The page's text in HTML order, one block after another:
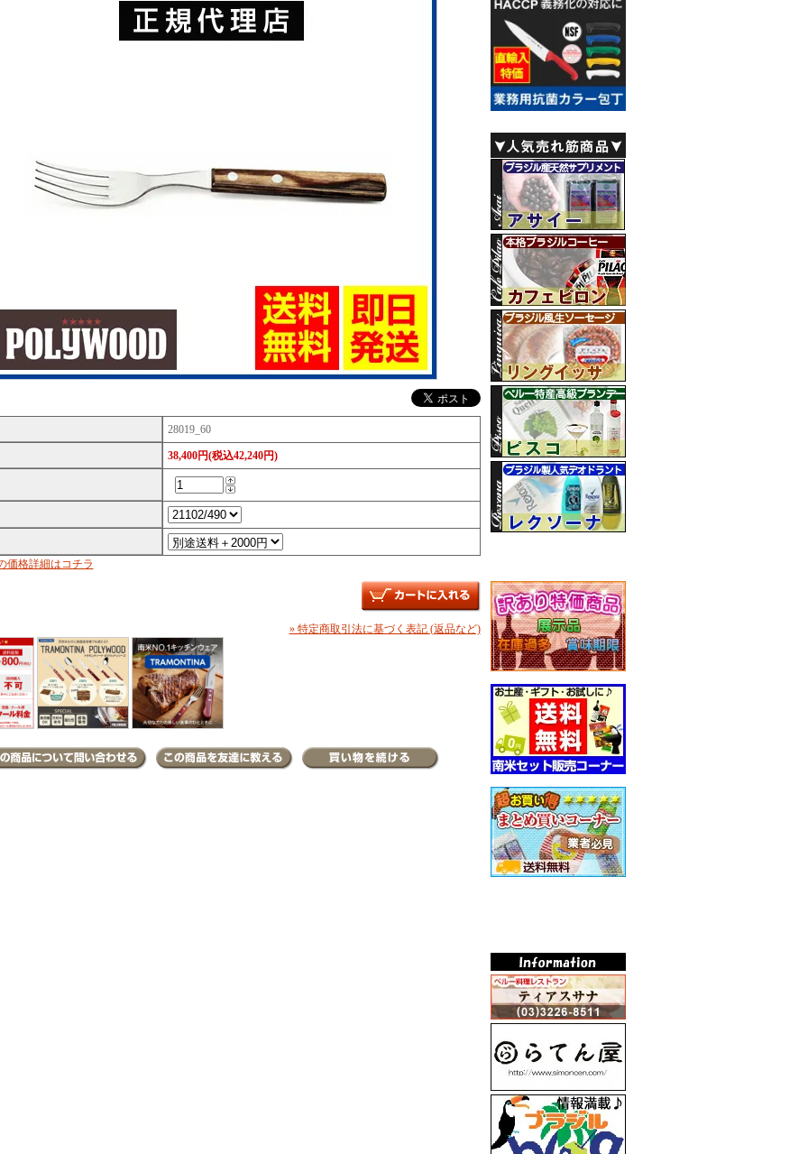
28019_60
38,400円(税込42,240円)
価格詳細はコチラ
» 特定商取引法に基づく表記 (返品など)